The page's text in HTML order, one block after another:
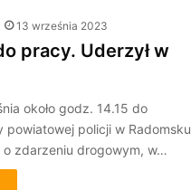
13 września 2023
pracy. Uderzył w
około godz. 14.15 do
powiatowej policji w Radomsku
o zdarzeniu drogowym, w…